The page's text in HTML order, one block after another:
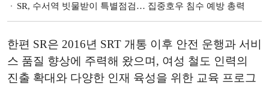
SR, 수서역 빗물받이 특별점검… 집중호우 침수 예방 총력
한편 SR은 2016년 SRT 개통 이후 안전 운행과 서비
스 품질 향상에 주력해 왔으며, 여성 철도 인력의
진출 확대와 다양한 인재 육성을 위한 교육 프로그